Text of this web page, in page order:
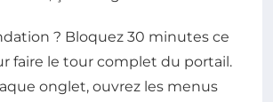
? Bloquez 30 minutes ce
faire le tour complet du portail.
onglet, ouvrez les menus